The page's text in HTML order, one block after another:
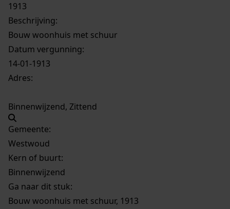
1913
Beschrijving:
Bouw woonhuis met schuur
Datum vergunning:
14-01-1913
Adres:
Binnenwijzend, Zittend
Gemeente:
Westwoud
Kern of buurt:
Binnenwijzend
Ga naar dit stuk:
Bouw woonhuis met schuur, 1913